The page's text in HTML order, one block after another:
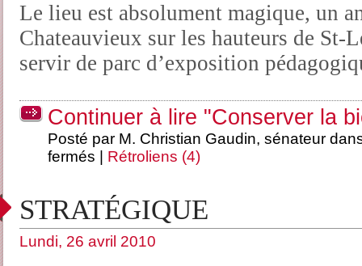
Le lieu est absolument magique, un
Chateauvieux sur les hauteurs de St-
servir de parc d’exposition
Continuer à lire "Conserver la
Posté par M. Christian Gaudin, sénateur
fermés
Rétroliens (4)
STRATÉGIQUE
Lundi, 26 avril 2010